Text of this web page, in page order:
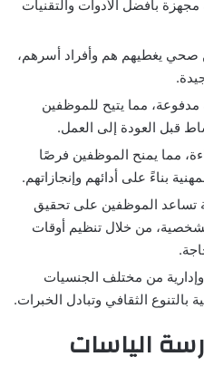
بأفضل الأدوات والتقنيات
يغطيهم هم وأفراد أسرهم،
مما يتيح للموظفين
قبل العودة إلى العمل.
مما يمنح الموظفين فرصًا
بناءً على أدائهم وإنجازاتهم.
تساعد الموظفين على تحقيق
من خلال تنظيم أوقات
من مختلف الجنسيات
بالتنوع الثقافي وتبادل الخبرات.
الياسات